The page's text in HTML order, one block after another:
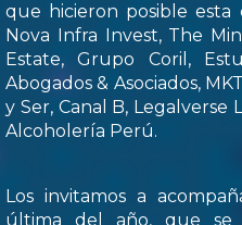
que hicieron posible esta
Nova Infra Invest, The
Estate, Grupo Coril,
Abogados & Asociados,
y Ser, Canal B, Legalverse
Alcoholería Perú.
Los invitamos a
última del año, que